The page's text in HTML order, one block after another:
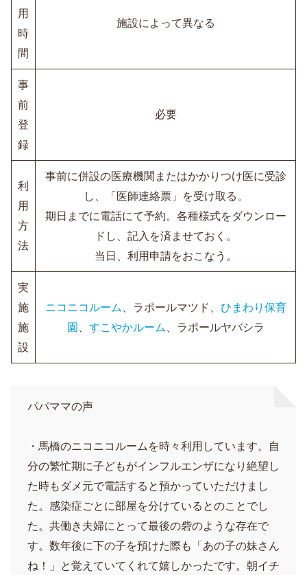
用
時
間
施設によって異なる
事
前
登
録
必要
利
用
方
法
事前に併設の医療機関またはかかりつけ医に受診
し、「医師連絡票」を受け取る。
期日までに電話にて予約。各種様式をダウンロー
ドし、記入を済ませておく。
当日、利用申請をおこなう。
実
施
施
設
ニコニコルーム 、ラポールマツド、 ひまわり保育
園
すこやかルーム 、ラポールヤバシラ
パパママの声
・馬橋のニコニコルームを時々利用しています。自
分の繁忙期に子どもがインフルエンザになり絶望し
た時もダメ元で電話すると預かっていただけまし
た。感染症ごとに部屋を分けているとのことでし
た。共働き夫婦にとって最後の砦のような存在で
す。数年後に下の子を預けた際も「あの子の妹さん
ね！」と覚えていてくれて嬉しかったです。朝イチ